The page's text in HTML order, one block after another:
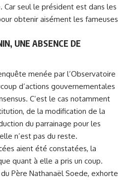
Car seul le président est dans les
obtenir aisément les fameuses
UNE ABSENCE DE
menée par l’Observatoire
d’actions gouvernementales
C’est le cas notamment
de la modification de la
du parrainage pour les
n’est pas du reste.
aient été constatées, la
quant à elle a pris un coup.
Père Nathanaël Soede, exhorte